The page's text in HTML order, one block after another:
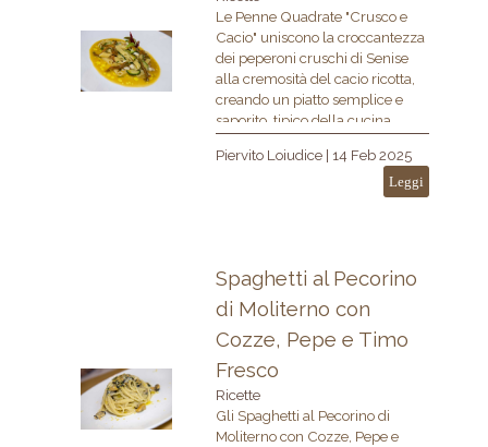
Le Penne Quadrate "Crusco e
Cacio" uniscono la croccantezza
dei peperoni cruschi di Senise
alla cremosità del cacio ricotta,
creando un piatto semplice e
saporito, tipico della cucina
Piervito Loiudice | 14 Feb 2025
Leggi
Spaghetti al Pecorino
di Moliterno con
Cozze, Pepe e Timo
Fresco
Ricette
Gli Spaghetti al Pecorino di
Moliterno con Cozze, Pepe e